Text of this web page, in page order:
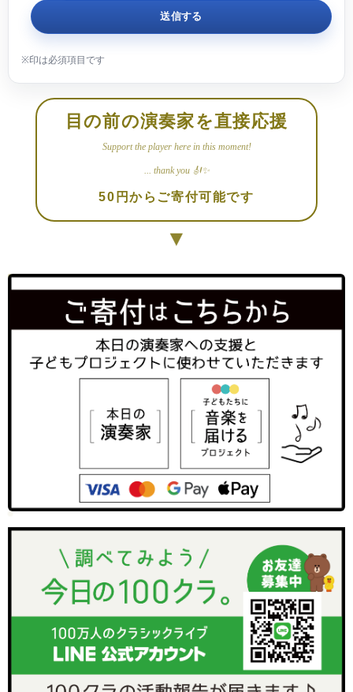
目の前の演奏家を直接応援
Support the player here in this moment!
... thank you 🎻✨
50円からご寄付可能です
▼